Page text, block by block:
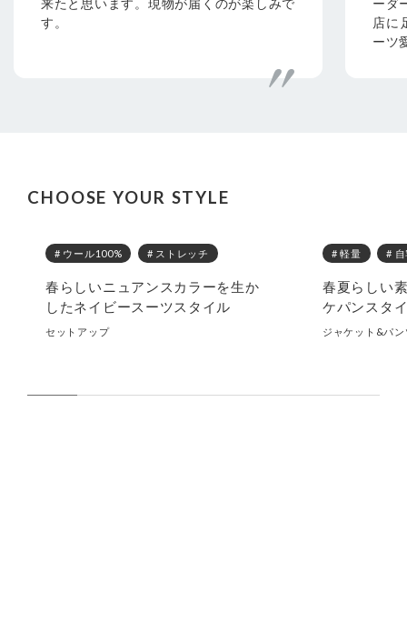
来たと思います。現物が届くのが楽しみで
す。
ーダ
店に
ーツ
CHOOSE YOUR STYLE
# ウール100% # ストレッチ
春らしいニュアンスカラーを生か
したネイビースーツスタイル
セットアップ
# 軽量 #
春夏らしい
ケパンスタ
ジャケット&パン